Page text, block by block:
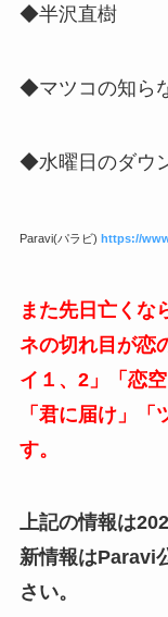
◆半沢直樹
◆マツコの知ら
◆水曜日のダウ
Paravi(パラビ) https://
また先日亡くな
ネの切れ目が恋
イ１、2」「恋
「君に届け」
す。
上記の情報は
新情報はParavi
さい。